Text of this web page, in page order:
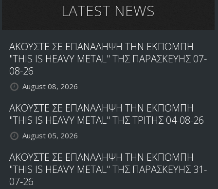
LATEST NEWS
ΑΚΟΥΣΤΕ ΣΕ ΕΠΑΝΑΛΗΨΗ ΤΗΝ ΕΚΠΟΜΠΗ
"THIS IS HEAVY METAL" ΤΗΣ ΠΑΡΑΣΚΕΥΗΣ 07-
08-26
August 08, 2026
ΑΚΟΥΣΤΕ ΣΕ ΕΠΑΝΑΛΗΨΗ ΤΗΝ ΕΚΠΟΜΠΗ
"THIS IS HEAVY METAL" ΤΗΣ ΤΡΙΤΗΣ 04-08-26
August 05, 2026
ΑΚΟΥΣΤΕ ΣΕ ΕΠΑΝΑΛΗΨΗ ΤΗΝ ΕΚΠΟΜΠΗ
"THIS IS HEAVY METAL" ΤΗΣ ΠΑΡΑΣΚΕΥΗΣ 31-
07-26